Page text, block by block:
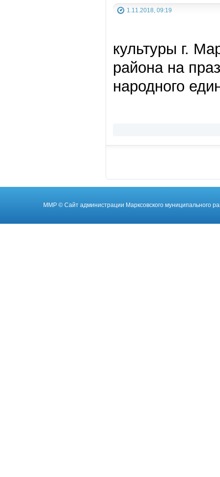
1.11.2018, 09:19
культуры г.
района на
народного
ММР © Cайт администрации Марксовского муниципального